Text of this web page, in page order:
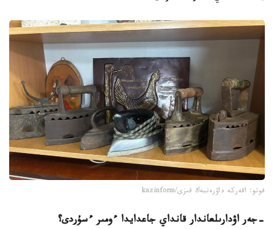
فوتو: اقەركە داۋرەنبەك قىزى/kazinform
-جەر اۋدارىلعاندار قانداي جاعدايدا ءومىر ءسۇردى؟